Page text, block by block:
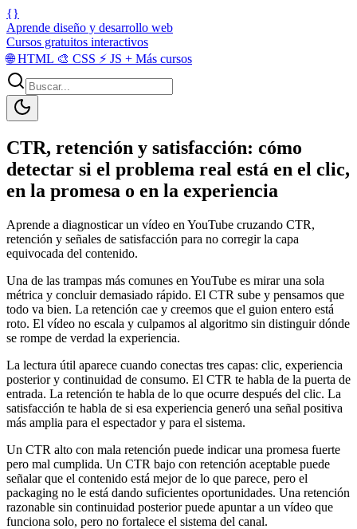
{}
Aprende diseño y desarrollo web
Cursos gratuitos interactivos
🌐HTML 🎨 CSS ⚡ JS + Más cursos
CTR, retención y satisfacción: cómo
detectar si el problema real está en el clic,
en la promesa o en la experiencia
Aprende a diagnosticar un vídeo en YouTube cruzando CTR,
retención y señales de satisfacción para no corregir la capa
equivocada del contenido.
Una de las trampas más comunes en YouTube es mirar una sola
métrica y concluir demasiado rápido. El CTR sube y pensamos que
todo va bien. La retención cae y creemos que el guion entero está
roto. El vídeo no escala y culpamos al algoritmo sin distinguir dónde
se rompe de verdad la experiencia.
La lectura útil aparece cuando conectas tres capas: clic, experiencia
posterior y continuidad de consumo. El CTR te habla de la puerta de
entrada. La retención te habla de lo que ocurre después del clic. La
satisfacción te habla de si esa experiencia generó una señal positiva
más amplia para el espectador y para el sistema.
Un CTR alto con mala retención puede indicar una promesa fuerte
pero mal cumplida. Un CTR bajo con retención aceptable puede
señalar que el contenido está mejor de lo que parece, pero el
packaging no le está dando suficientes oportunidades. Una retención
razonable sin continuidad posterior puede apuntar a un vídeo que
funciona solo, pero no fortalece el sistema del canal.